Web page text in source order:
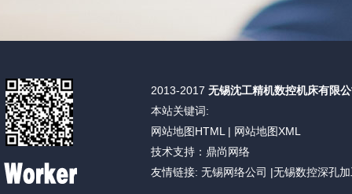
2013-2017 无锡沈工精机数控机床有限
本站关键词:
网站地图HTML| 网站地图XML
技术支持：鼎尚网络
友情链接: 无锡网络公司 |无锡数控深孔